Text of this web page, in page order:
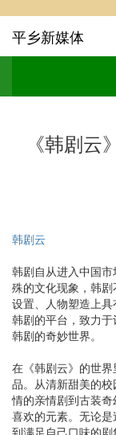
平乡新媒体
《韩剧
韩剧云
韩剧自从进入中国
殊的文化现象，韩
设置、人物塑造上
韩剧的平台，致力
韩剧的奇妙世界。
在《韩剧云》的世
品。从清新甜美的
情的亲情剧到古装
喜欢的元素。无论
到满足自己口味的剧